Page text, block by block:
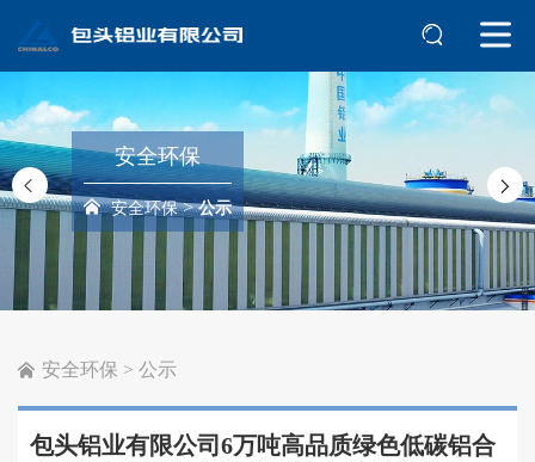
安全环保
安全环保>公示
安全环保 > 公示
包头铝业有限公司6万吨高品质绿色低碳铝合